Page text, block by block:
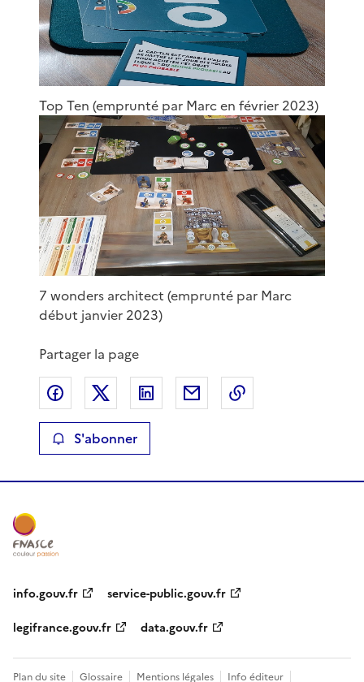
Top Ten (emprunté par Marc en février 2023)
7 wonders architect (emprunté par Marc
début janvier 2023)
Partager la page
Partager sur Facebook
Partager sur XPartager sur LinkedIn
Partager par email
S'abonner
info.gouv.fr
service-public.gouv.fr
legifrance.gouv.fr
data.gouv.fr
Plan du site Glossaire Mentions légales Info éditeur